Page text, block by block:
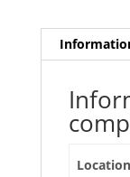
Location